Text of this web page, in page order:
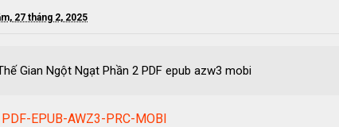
27 tháng 2, 2025
Gian Ngột Ngạt Phần 2 PDF epub azw3 mobi
EPUB-AWZ3-PRC-MOBI